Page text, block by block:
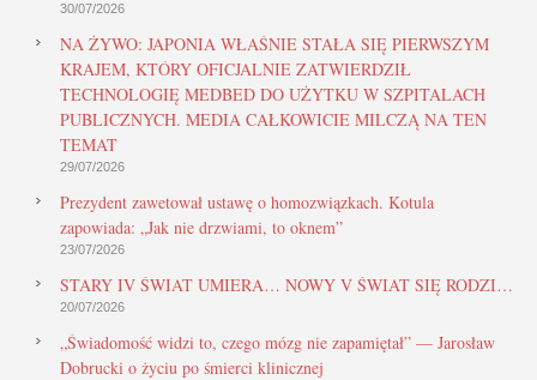
30/07/2026
NA ŻYWO: JAPONIA WŁAŚNIE STAŁA SIĘ PIERWSZYM
KRAJEM, KTÓRY OFICJALNIE ZATWIERDZIŁ
TECHNOLOGIĘ MEDBED DO UŻYTKU W SZPITALACH
PUBLICZNYCH. MEDIA CAŁKOWICIE MILCZĄ NA TEN
TEMAT
29/07/2026
Prezydent zawetował ustawę o homozwiązkach. Kotula
zapowiada: „Jak nie drzwiami, to oknem”
23/07/2026
STARY IV ŚWIAT UMIERA… NOWY V ŚWIAT SIĘ RODZI…
20/07/2026
„Świadomość widzi to, czego mózg nie zapamiętał” — Jarosław
Dobrucki o życiu po śmierci klinicznej